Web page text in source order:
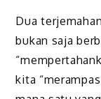
Dua
bukan saja
kita